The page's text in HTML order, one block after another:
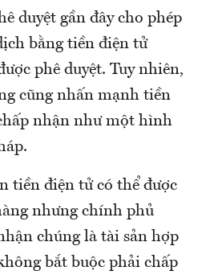
duyệt gần đây cho phép
bằng tiền điện tử
phê duyệt. Tuy nhiên,
cũng nhấn mạnh tiền
nhận như một hình
tiền điện tử có thể được
nhưng chính phủ
chúng là tài sản hợp
bắt buộc phải chấp